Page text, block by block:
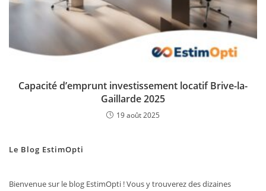
Capacité d’emprunt investissement locatif Brive-la-
Gaillarde 2025
19 août 2025
Le Blog EstimOpti
Bienvenue sur le blog EstimOpti ! Vous y trouverez des dizaines